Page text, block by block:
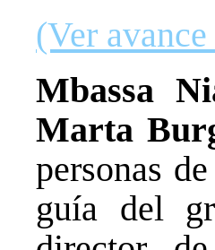
(Ver
Mbassa
Marta
personas
guía del